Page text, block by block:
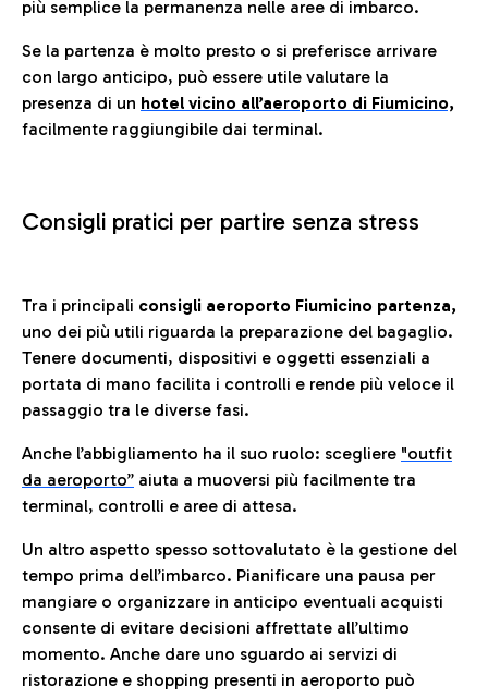
più semplice la permanenza nelle aree di imbarco.
Se la partenza è molto presto o si preferisce arrivare
con largo anticipo, può essere utile valutare la
presenza di un hotel vicino all’aeroporto di Fiumicino,
facilmente raggiungibile dai terminal.
Consigli pratici per partire senza stress
Tra i principali consigli aeroporto Fiumicino partenza,
uno dei più utili riguarda la preparazione del bagaglio.
Tenere documenti, dispositivi e oggetti essenziali a
portata di mano facilita i controlli e rende più veloce il
passaggio tra le diverse fasi.
Anche l’abbigliamento ha il suo ruolo: scegliere "outfit
da aeroporto” aiuta a muoversi più facilmente tra
terminal, controlli e aree di attesa.
Un altro aspetto spesso sottovalutato è la gestione del
tempo prima dell’imbarco. Pianificare una pausa per
mangiare o organizzare in anticipo eventuali acquisti
consente di evitare decisioni affrettate all’ultimo
momento. Anche dare uno sguardo ai servizi di
ristorazione e shopping presenti in aeroporto può